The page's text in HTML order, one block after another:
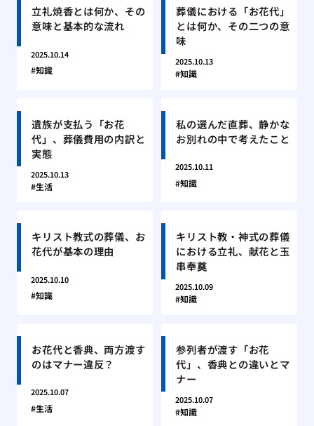
立礼焼香とは何か、その
意味と基本的な流れ
2025.10.14
知識
葬儀における「お花代」
とは何か、その二つの意
味
2025.10.13
知識
遺族が支払う「お花
代」、葬儀費用の内訳と
実態
2025.10.13
生活
私の選んだ直葬、静かな
お別れの中で考えたこと
2025.10.11
知識
キリスト教式の葬儀、お
花代が基本の理由
2025.10.10
知識
キリスト教・神式の葬儀
における立礼、献花と玉
串奉奠
2025.10.09
知識
お花代と香典、両方渡す
のはマナー違反？
2025.10.07
生活
参列者が渡す「お花
代」、香典との違いとマ
ナー
2025.10.07
知識